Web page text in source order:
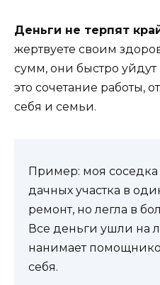
Деньги не терпят
жертвуете своим
сумм, они быстро уйдут
это сочетание работы,
себя и семьи.
Пример: моя соседка
дачных участка в
ремонт, но легла в
Все деньги ушли на
нанимает
себя.